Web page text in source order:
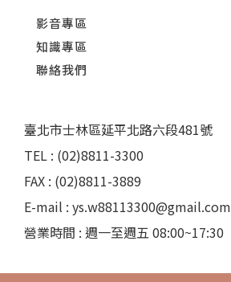
影音專區
知識專區
聯絡我們
臺北市士林區延平北路六段481號
TEL : (02)8811-3300
FAX : (02)8811-3889
E-mail : ys.w88113300@gmail.com
營業時間 : 週一至週五 08:00~17:30